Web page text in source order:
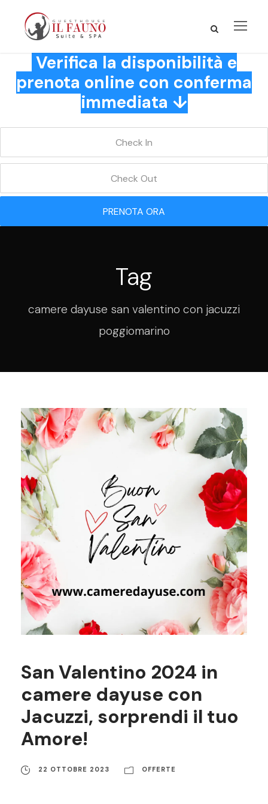
Verifica la disponibilità e
prenota online con conferma
immediata ↓
PRENOTA ORA
Tag
camere dayuse san valentino con jacuzzi
poggiomarino
San Valentino 2024 in
camere dayuse con
Jacuzzi, sorprendi il tuo
Amore!
22 OTTOBRE 2023 OFFERTE